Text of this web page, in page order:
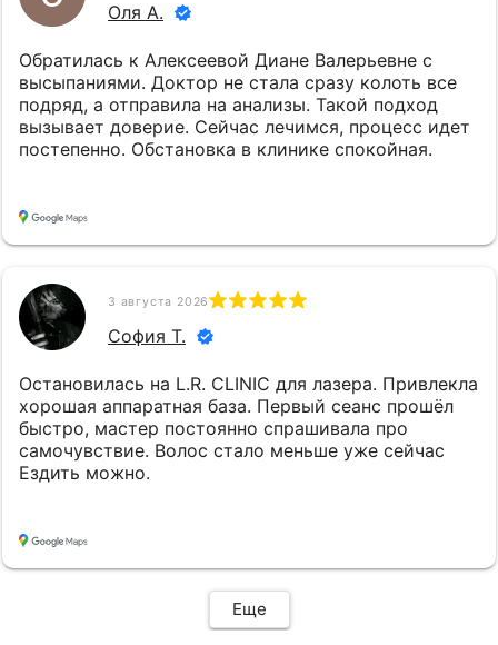
Оля А.
Обратилась к Алексеевой Диане Валерьевне с
высыпаниями. Доктор не стала сразу колоть все
подряд, а отправила на анализы. Такой подход
вызывает доверие. Сейчас лечимся, процесс идет
постепенно. Обстановка в клинике спокойная.
3 августа 2026
София Т.
Остановилась на L.R. CLINIC для лазера. Привлекла
хорошая аппаратная база. Первый сеанс прошёл
быстро, мастер постоянно спрашивала про
самочувствие. Волос стало меньше уже сейчас
Ездить можно.
Еще